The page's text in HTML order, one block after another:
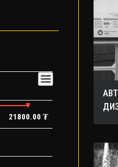
21800.00 ₮